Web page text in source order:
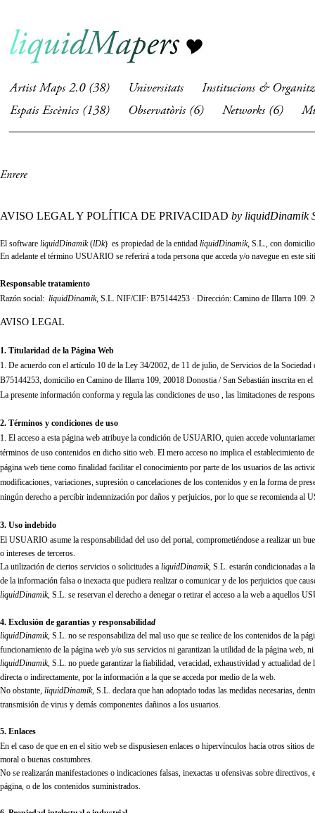
Artist Maps 2.0 (38) Universitats
Institucions &
Espais Escènics (138)
Observatòris (6) Networks (6)
Enrere
AVISO LEGAL Y POLÍTICA DE PRIVACIDAD by liquidDinamik
El software liquidDinamik(lDk) es propiedad de la entidad liquidDinamik, S.L., con
En adelante el término USUARIO se referirá a toda persona que acceda y/o navegue en este
Responsable tratamiento
Razón social: liquidDinamik, S.L. NIF/CIF: B75144253 · Dirección: Camino de Illarra 109.
AVISO LEGAL
1. Titularidad de la Página Web
1. De acuerdo con el artículo 10 de la Ley 34/2002, de 11 de julio, de Servicios de la
B75144253, domicilio en Camino de Illarra 109, 20018 Donostia / San Sebastián inscrita en
La presente información conforma y regula las condiciones de uso , las limitaciones de
2. Términos y condiciones de uso
1. El acceso a esta página web atribuye la condición de USUARIO, quien accede
términos de uso contenidos en dicho sitio web. El mero acceso no implica el
página web tiene como finalidad facilitar el conocimiento por parte de los usuarios de las
modificaciones, variaciones, supresión o cancelaciones de los contenidos y en la forma de
ningún derecho a percibir indemnización por daños y perjuicios, por lo que se recomienda al
3. Uso indebido
El USUARIO asume la responsabilidad del uso del portal, comprometiéndose a realizar un
o intereses de terceros.
La utilización de ciertos servicios o solicitudes a liquidDinamik, S.L. estarán condicionadas a
de la información falsa o inexacta que pudiera realizar o comunicar y de los perjuicios que
liquidDinamik, S.L. se reservan el derecho a denegar o retirar el acceso a la web a aquellos
4. Exclusión de garantías y responsabilidad
liquidDinamik, S.L. no se responsabiliza del mal uso que se realice de los contenidos de la
funcionamiento de la página web y/o sus servicios ni garantizan la utilidad de la página web,
liquidDinamik, S.L. no puede garantizar la fiabilidad, veracidad, exhaustividad y actualidad
directa o indirectamente, por la información a la que se acceda por medio de la web.
No obstante, liquidDinamik, S.L. declara que han adoptado todas las medidas necesarias,
transmisión de virus y demás componentes dañinos a los usuarios.
5. Enlaces
En el caso de que en en el sitio web se dispusiesen enlaces o hipervínculos hacía otros sitios
moral o buenas costumbres.
No se realizarán manifestaciones o indicaciones falsas, inexactas u ofensivas sobre
página, o de los contenidos suministrados.